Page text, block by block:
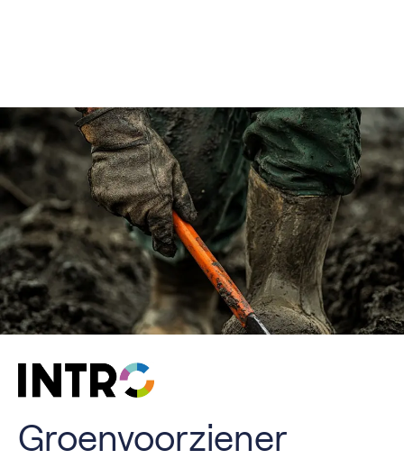
Groenvoorziener